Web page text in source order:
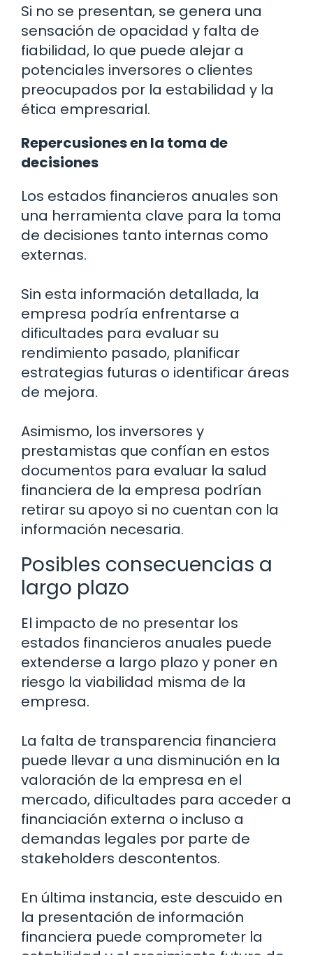
Si no se presentan, se genera una
sensación de opacidad y falta de
fiabilidad, lo que puede alejar a
potenciales inversores o clientes
preocupados por la estabilidad y la
ética empresarial.
Repercusiones en la toma de
decisiones
Los estados financieros anuales son
una herramienta clave para la toma
de decisiones tanto internas como
externas.
Sin esta información detallada, la
empresa podría enfrentarse a
dificultades para evaluar su
rendimiento pasado, planificar
estrategias futuras o identificar áreas
de mejora.
Asimismo, los inversores y
prestamistas que confían en estos
documentos para evaluar la salud
financiera de la empresa podrían
retirar su apoyo si no cuentan con la
información necesaria.
Posibles consecuencias a
largo plazo
El impacto de no presentar los
estados financieros anuales puede
extenderse a largo plazo y poner en
riesgo la viabilidad misma de la
empresa.
La falta de transparencia financiera
puede llevar a una disminución en la
valoración de la empresa en el
mercado, dificultades para acceder a
financiación externa o incluso a
demandas legales por parte de
stakeholders descontentos.
En última instancia, este descuido en
la presentación de información
financiera puede comprometer la